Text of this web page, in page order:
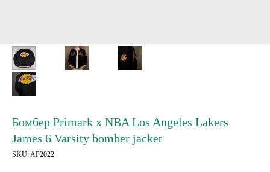
Бомбер Primark x NBA Los Angeles Lakers
James 6 Varsity bomber jacket
SKU:AP2022